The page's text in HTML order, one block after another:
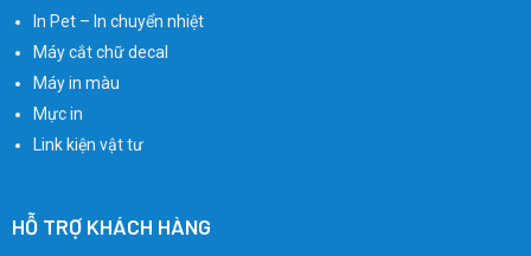
In Pet – In chuyển nhiệt
Máy cắt chữ decal
Máy in màu
Mực in
Link kiện vật tư
HỖ TRỢ KHÁCH HÀNG